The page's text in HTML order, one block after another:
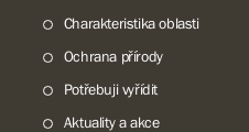
Charakteristika oblasti
Ochrana přírody
Potřebuji vyřídit
Aktuality a akce